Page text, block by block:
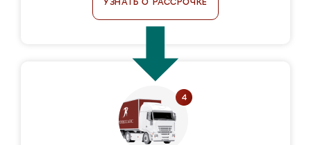
УЗНАТЬ О РАССРОЧКЕ